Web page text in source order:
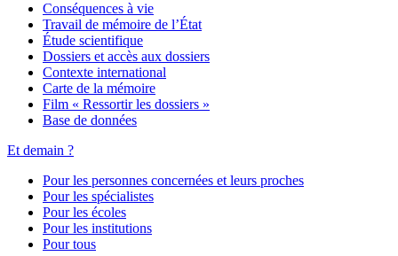
Conséquences à vie
Travail de mémoire de l’État
Étude scientifique
Dossiers et accès aux dossiers
Contexte international
Carte de la mémoire
Film « Ressortir les dossiers »
Base de données
Et demain ?
Pour les personnes concernées et leurs proches
Pour les spécialistes
Pour les écoles
Pour les institutions
Pour tous